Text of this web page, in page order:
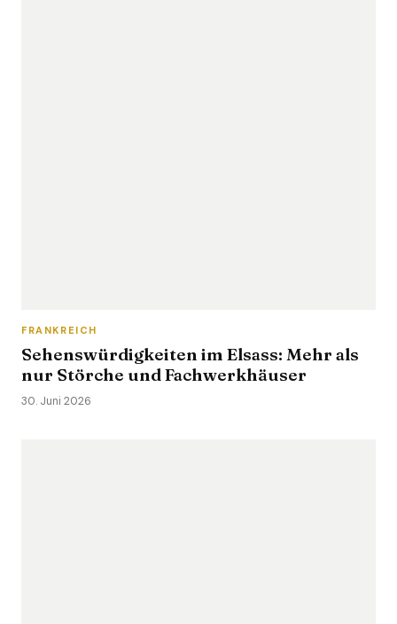
FRANKREICH
Sehenswürdigkeiten im Elsass: Mehr als
nur Störche und Fachwerkhäuser
30. Juni 2026